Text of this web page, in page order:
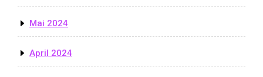
Mai 2024
April 2024